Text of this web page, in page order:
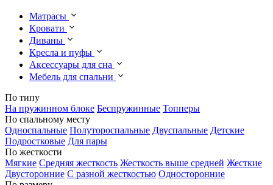
Матрасы
Кровати
Диваны
Кресла и пуфы
Аксессуары для сна
Мебель для спальни
По типу
На пружинном блоке Беспружинные Топперы
По спальному месту
Односпальные Полутороспальные Двуспальные Детские
Подростковые Для пары
По жесткости
Мягкие Средняя жесткость Жесткость выше средней Жесткие
Двусторонние С разной жесткостью Односторонние